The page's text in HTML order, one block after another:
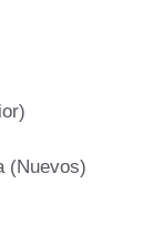
(Nuevos)